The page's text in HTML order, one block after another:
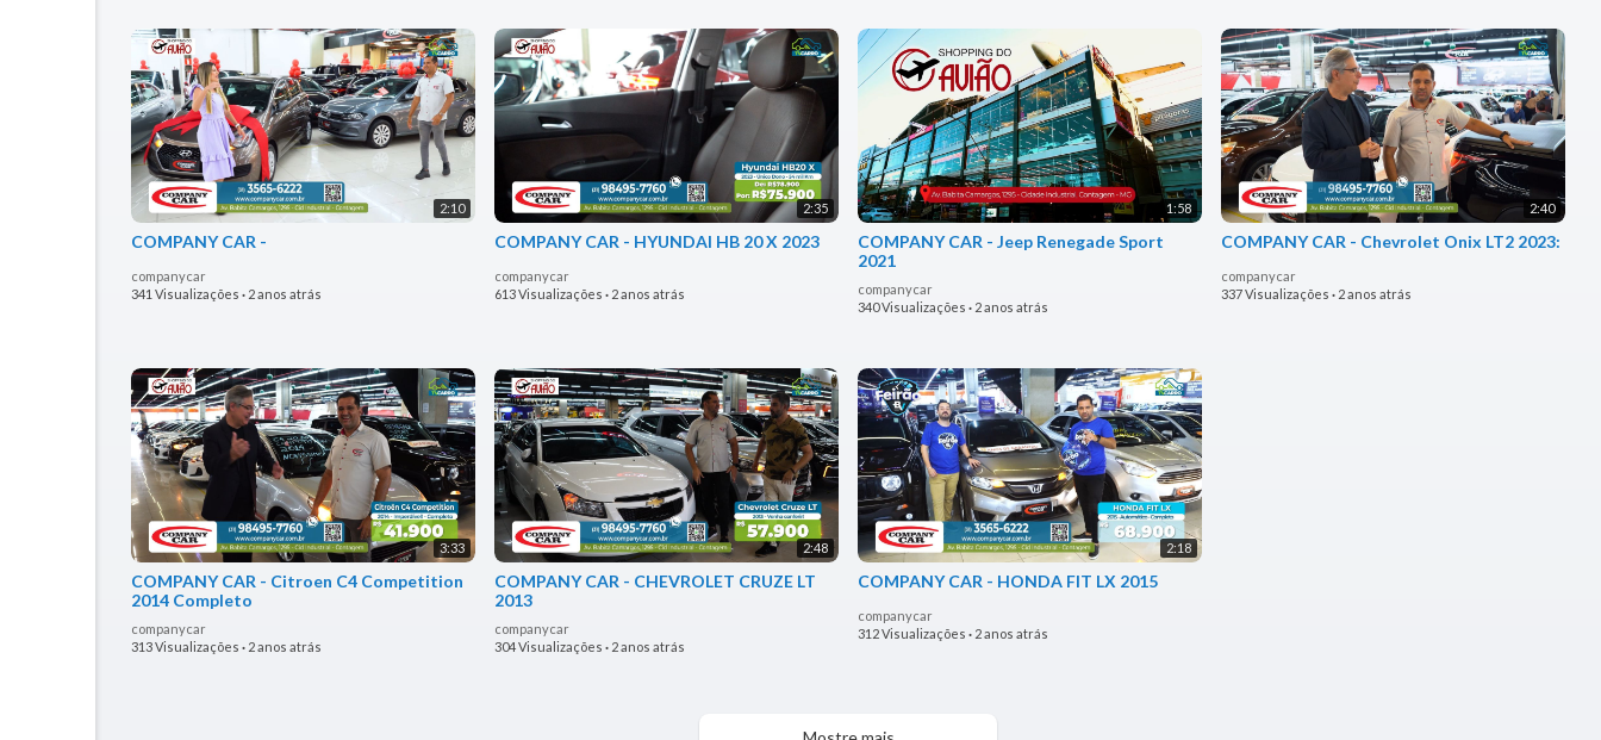
2:10
COMPANY CAR -
companycar
341 Visualizações · 2 anos atrás
2:35
COMPANY CAR - HYUNDAI HB 20 X 2023
companycar
613 Visualizações · 2 anos atrás
1:58
COMPANY CAR - Jeep Renegade Sport
2021
companycar
340 Visualizações · 2 anos atrás
2:40
COMPANY CAR - Chevrolet Onix LT2 2023:
companycar
337 Visualizações · 2 anos atrás
3:33
COMPANY CAR - Citroen C4 Competition
2014 Completo
companycar
313 Visualizações · 2 anos atrás
2:48
COMPANY CAR - CHEVROLET CRUZE LT
2013
companycar
304 Visualizações · 2 anos atrás
2:18
COMPANY CAR - HONDA FIT LX 2015
companycar
312 Visualizações · 2 anos atrás